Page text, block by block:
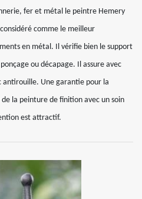
fer et métal le peintre Hemery
comme le meilleur
en métal. Il vérifie bien le support
ou décapage. Il assure avec
antirouille. Une garantie pour la
la peinture de finition avec un soin
est attractif.